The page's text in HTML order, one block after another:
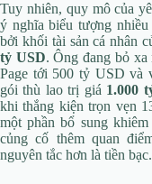
Tuy nhiên, quy mô của
ý nghĩa biểu tượng
bởi khối tài sản cá nhân
tỷ USD. Ông đang bỏ
Page tới 500 tỷ USD và
gói thù lao trị giá 1.000
khi thắng kiện trọn vẹn
một phần bổ sung
củng cố thêm quan
nguyên tắc hơn là tiền bạc.